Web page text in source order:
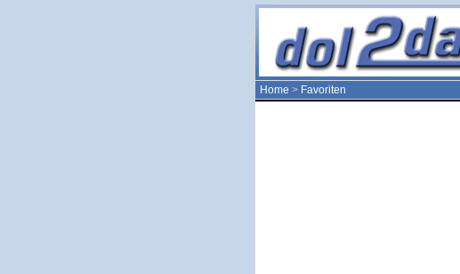
Home > Favoriten